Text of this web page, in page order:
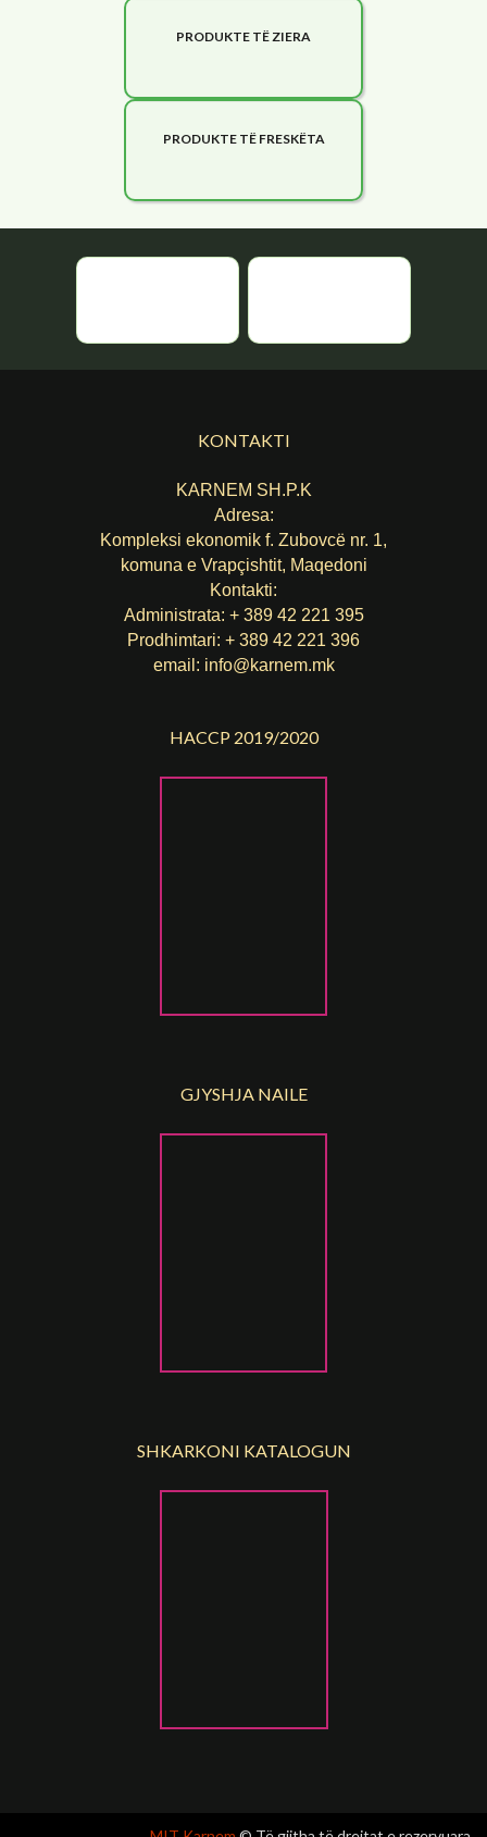
PRODUKTE TË ZIERA
PRODUKTE TË FRESKËTA
KONTAKTI
KARNEM SH.P.K
Adresa:
Kompleksi ekonomik f. Zubovcë nr. 1,
komuna е Vrapçishtit, Maqedoni
Kontakti:
Administrata: + 389 42 221 395
Prodhimtari: + 389 42 221 396
email: info@karnem.mk
HACCP 2019/2020
GJYSHJA NAILE
SHKARKONI KATALOGUN